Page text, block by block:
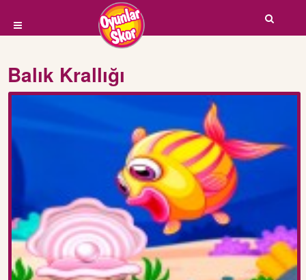
Balık Krallığı